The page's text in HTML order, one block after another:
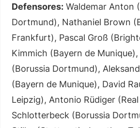
Defensores: Waldemar Anton
Dortmund), Nathaniel Brown
Frankfurt), Pascal Groß
Kimmich (Bayern de
(Borussia Dortmund),
(Bayern de Munique), David
Leipzig), Antonio Rüdiger
Schlotterbeck (Borussia